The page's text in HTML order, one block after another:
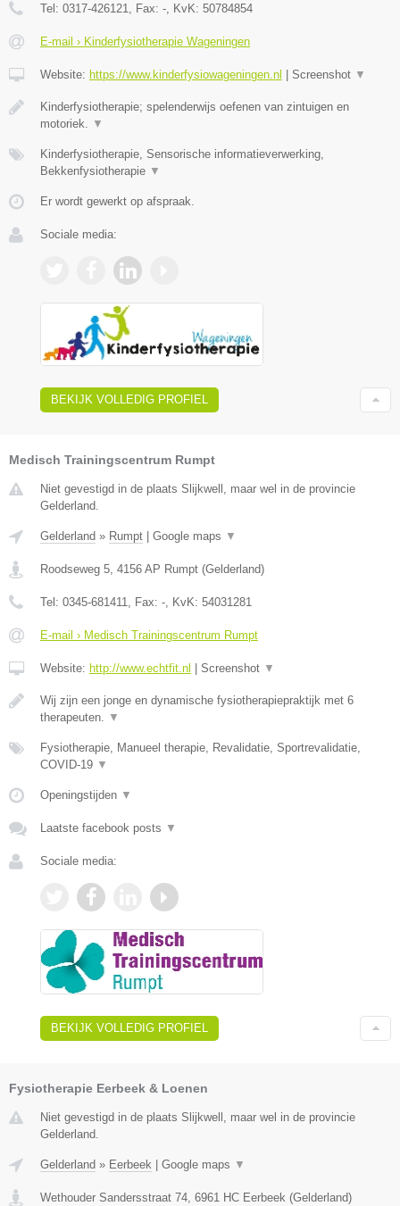
Tel: 0317-426121 , Fax: - , KvK: 50784854
E-mail › Kinderfysiotherapie Wageningen
Website: https://www.kinderfysiowageningen.nl Screenshot ▼
Kinderfysiotherapie; spelenderwijs oefenen van zintuigen en
motoriek.
▼
Kinderfysiotherapie, Sensorische informatieverwerking,
Bekkenfysiotherapie ▼
Er wordt gewerkt op afspraak.
Sociale media:
BEKIJK VOLLEDIG PROFIEL
Medisch Trainingscentrum Rumpt
Niet gevestigd in de plaats Slijkwell, maar wel in de provincie
Gelderland.
Gelderland » Rumpt Google maps ▼
Roodseweg 5, 4156 AP Rumpt (Gelderland)
Tel: 0345-681411, Fax: -, KvK: 54031281
E-mail › Medisch Trainingscentrum Rumpt
Website: http://www.echtfit.nl Screenshot ▼
Wij zijn een jonge en dynamische fysiotherapiepraktijk met 6
therapeuten. ▼
Fysiotherapie, Manueel therapie, Revalidatie, Sportrevalidatie,
COVID-19 ▼
Openingstijden ▼
Laatste facebook posts ▼
Sociale media:
BEKIJK VOLLEDIG PROFIEL
Fysiotherapie Eerbeek & Loenen
Niet gevestigd in de plaats Slijkwell, maar wel in de provincie
Gelderland.
Gelderland » Eerbeek | Google maps ▼
Wethouder Sandersstraat 74 6961 HC Eerbeek (Gelderland)